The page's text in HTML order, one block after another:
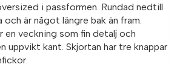
i passformen. Rundad nedtill
är något längre bak än fram.
en veckning som fin detalj och
uppvikt kant. Skjortan har tre knappar